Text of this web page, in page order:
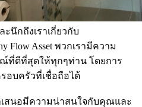
นึกถึงเราเกี่ยวกับ
Flow Asset พวกเรามีความ
ที่ดีที่สุดให้ทุกๆท่าน โดยการ
อบครัวที่เชื่อถือได้
สนอมีความน่าสนใจกับคุณและ